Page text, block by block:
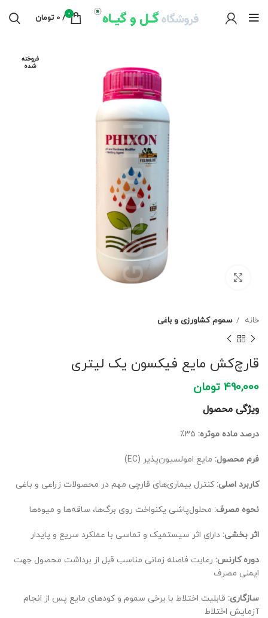
0
/
0 تومان
فروخته
شده
برای بزرگنمایی کلیک کنید
خانه سموم کشاورزی و باغی
قارچ‌کش مایع فیکسون یک لیتری
490,000 تومان
ویژگی محصول
درصد ماده موثره:
فرم محصول: مایع امولسیون‌پذیر (EC)
کاربرد اصلی: کنترل بیماری‌های قارچی مهم در محصولات زراعی و باغی
نحوه مصرف: محلول‌پاشی یکنواخت روی برگ‌ها، ساقه‌ها و میوه‌ها
اثر بخشی: دارای اثر سیستمیک و تماسی با عملکرد سریع و پایدار
دوره کارنس: رعایت فاصله زمانی مناسب قبل از برداشت محصول جهت
ایمنی مصرف
سازگاری: قابلیت اختلاط با برخی سموم و کودهای مایع پس از انجام
آزمایش اختلاط